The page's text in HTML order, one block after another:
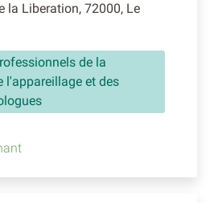
la Liberation, 72000, Le
de la
l'appareillage et des